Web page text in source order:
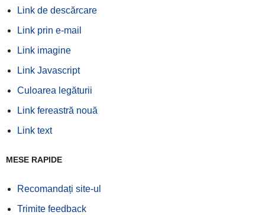
Link de descărcare
Link prin e-mail
Link imagine
Link Javascript
Culoarea legăturii
Link fereastră nouă
Link text
MESE RAPIDE
Recomandați site-ul
Trimite feedback